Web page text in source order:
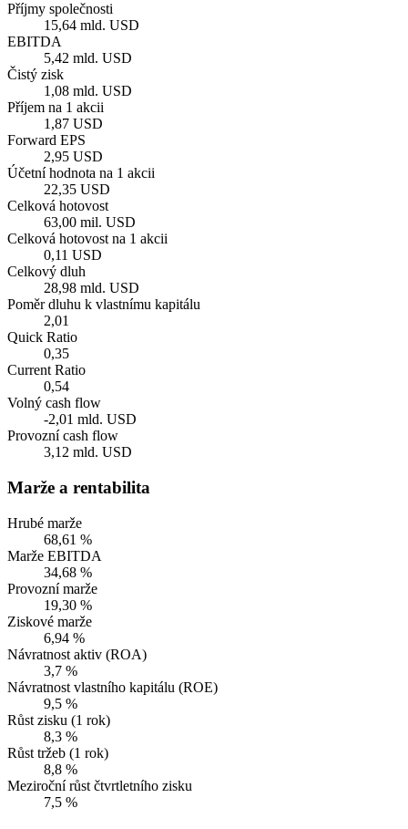
Příjmy společnosti
15,64 mld. USD
EBITDA
5,42 mld. USD
Čistý zisk
1,08 mld. USD
Příjem na 1 akcii
1,87 USD
Forward EPS
2,95 USD
Účetní hodnota na 1 akcii
22,35 USD
Celková hotovost
63,00 mil. USD
Celková hotovost na 1 akcii
0,11 USD
Celkový dluh
28,98 mld. USD
Poměr dluhu k vlastnímu kapitálu
2,01
Quick Ratio
0,35
Current Ratio
0,54
Volný cash flow
-2,01 mld. USD
Provozní cash flow
3,12 mld. USD
Marže a rentabilita
Hrubé marže
68,61 %
Marže EBITDA
34,68 %
Provozní marže
19,30 %
Ziskové marže
6,94 %
Návratnost aktiv (ROA)
3,7 %
Návratnost vlastního kapitálu (ROE)
9,5 %
Růst zisku (1 rok)
8,3 %
Růst tržeb (1 rok)
8,8 %
Meziroční růst čtvrtletního zisku
7,5 %